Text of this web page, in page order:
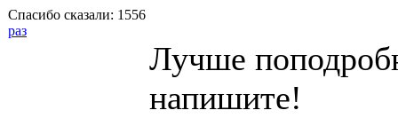
Спасибо сказали: 1556
раз
Лучше
напишите!